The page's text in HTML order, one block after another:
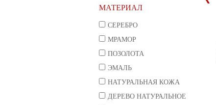
МАТЕРИАЛ
СЕРЕБРО
МРАМОР
ПОЗОЛОТА
ЭМАЛЬ
НАТУРАЛЬНАЯ КОЖА
ДЕРЕВО НАТУРАЛЬНОЕ